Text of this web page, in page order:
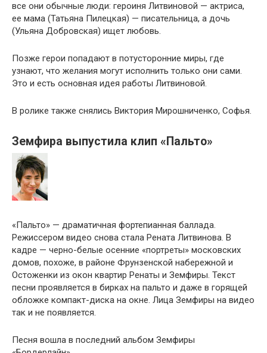
все они обычные люди: героиня Литвиновой — актриса,
ее мама (Татьяна Пилецкая) — писательница, а дочь
(Ульяна Добровская) ищет любовь.
Позже герои попадают в потусторонние миры, где
узнают, что желания могут исполнить только они сами.
Это и есть основная идея работы Литвиновой.
В ролике также снялись Виктория Мирошниченко, Софья.
Земфира выпустила клип «Пальто»
«Пальто» — драматичная фортепианная баллада.
Режиссером видео снова стала Рената Литвинова. В
кадре — черно-белые осенние «портреты» московских
домов, похоже, в районе Фрунзенской набережной и
Остоженки из окон квартир Ренаты и Земфиры. Текст
песни проявляется в бирках на пальто и даже в горящей
обложке компакт-диска на окне. Лица Земфиры на видео
так и не появляется.
Песня вошла в последний альбом Земфиры